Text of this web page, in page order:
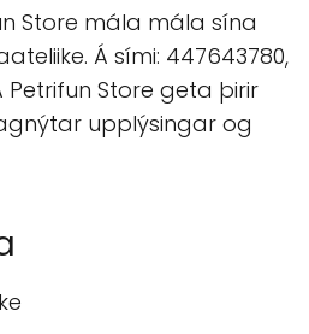
Store mála mála sína
Á sími: 447643780,
Petrifun Store geta þirir
upplýsingar og